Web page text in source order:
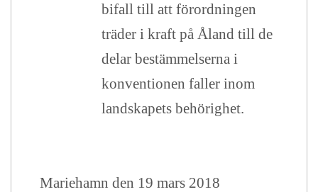
bifall till att förordningen
träder i kraft på Åland till de
delar bestämmelserna i
konventionen faller inom
landskapets behörighet.
Mariehamn den 19 mars 2018